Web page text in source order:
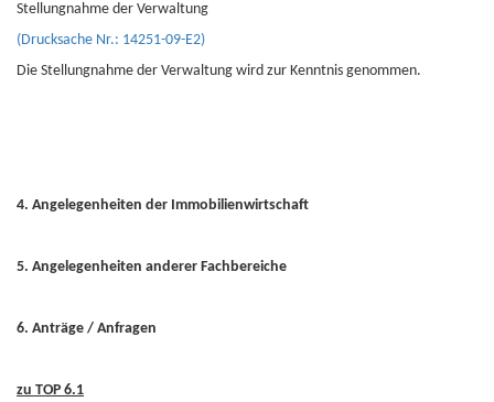
Stellungnahme der Verwaltung
(Drucksache Nr.: 14251-09-E2)
Die Stellungnahme der Verwaltung wird zur Kenntnis genommen.
4. Angelegenheiten der Immobilienwirtschaft
5. Angelegenheiten anderer Fachbereiche
6. Anträge / Anfragen
zu TOP 6.1